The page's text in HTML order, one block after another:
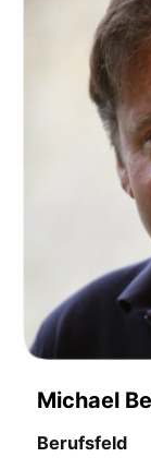
Michael
Berufsfeld